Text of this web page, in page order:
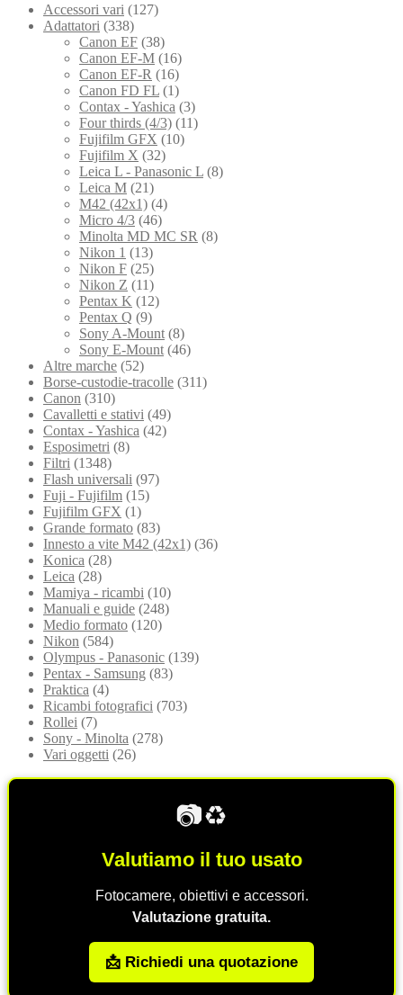
Accessori vari (127)
Adattatori (338)
Canon EF (38)
Canon EF-M (16)
Canon EF-R (16)
Canon FD FL (1)
Contax - Yashica (3)
Four thirds (4/3) (11)
Fujifilm GFX (10)
Fujifilm X (32)
Leica L - Panasonic L (8)
Leica M (21)
M42 (42x1) (4)
Micro 4/3 (46)
Minolta MD MC SR (8)
Nikon 1 (13)
Nikon F (25)
Nikon Z (11)
Pentax K (12)
Pentax Q (9)
Sony A-Mount (8)
Sony E-Mount (46)
Altre marche (52)
Borse-custodie-tracolle (311)
Canon (310)
Cavalletti e stativi (49)
Contax - Yashica (42)
Esposimetri (8)
Filtri (1348)
Flash universali (97)
Fuji - Fujifilm (15)
Fujifilm GFX (1)
Grande formato (83)
Innesto a vite M42 (42x1) (36)
Konica (28)
Leica (28)
Mamiya - ricambi (10)
Manuali e guide (248)
Medio formato (120)
Nikon (584)
Olympus - Panasonic (139)
Pentax - Samsung (83)
Praktica (4)
Ricambi fotografici (703)
Rollei (7)
Sony - Minolta (278)
Vari oggetti (26)
📷♻️
Valutiamo il tuo usato
Fotocamere, obiettivi e accessori.
Valutazione gratuita.
📩 Richiedi una quotazione